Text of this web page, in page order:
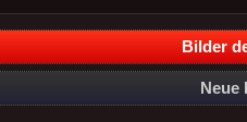
Bilder
Neue